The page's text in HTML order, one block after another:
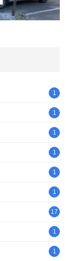
1
1
1
1
1
1
17
1
1